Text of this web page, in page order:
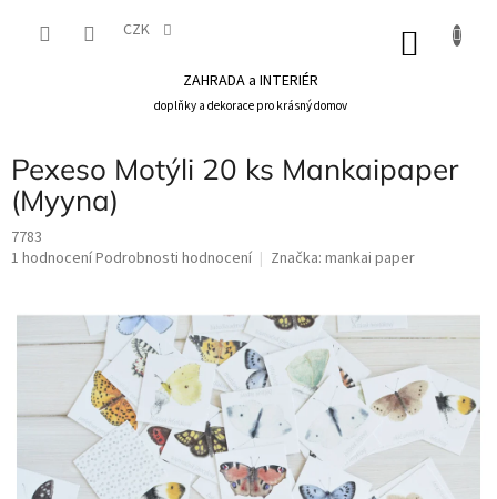
CZK
ZAHRADA a INTERIÉR
doplňky a dekorace pro krásný domov
Pexeso Motýli 20 ks Mankaipaper
(Myyna)
7783
Průměrné
je
5,0
hvězdiček.
1 hodnoceníPodrobnosti hodnocení Značka: mankai paper